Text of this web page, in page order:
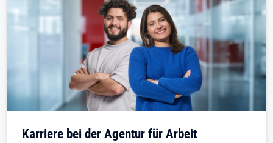
Karriere bei der Agentur für Arbeit